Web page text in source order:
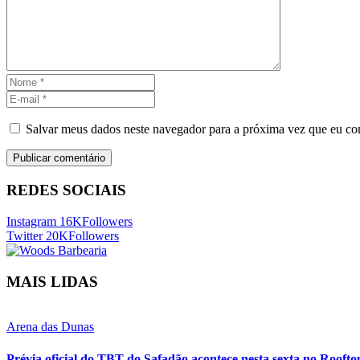
Salvar meus dados neste navegador para a próxima vez que eu
REDES SOCIAIS
Instagram 16KFollowers
Twitter 20KFollowers
MAIS LIDAS
Arena das Dunas